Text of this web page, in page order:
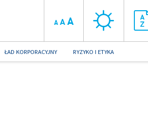
A A A
ŁAD KORPORACYJNY RYZYKO I ETYKA